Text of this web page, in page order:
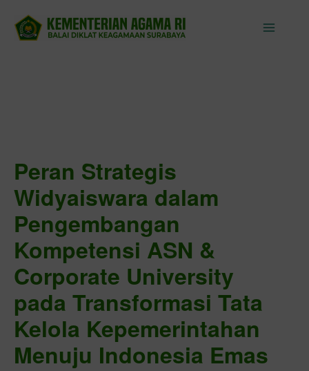
content
Peran Strategis
Widyaiswara dalam
Pengembangan
Kompetensi ASN &
Corporate University
pada Transformasi Tata
Kelola Kepemerintahan
Menuju Indonesia Emas